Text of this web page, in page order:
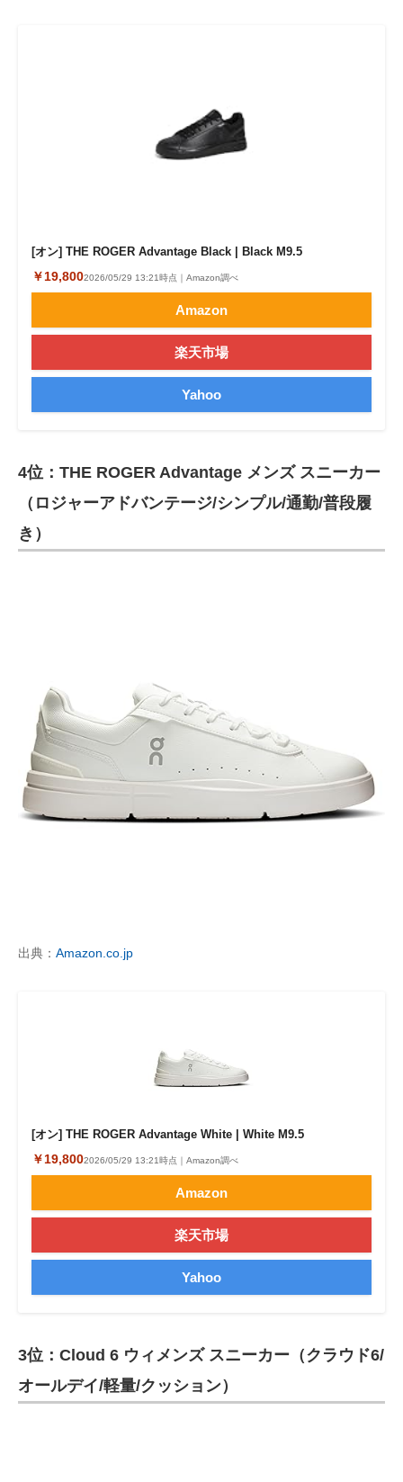
[オン] THE ROGER Advantage Black | Black M9.5
￥19,8002026/05/29 13:21時点｜Amazon調べ
Amazon
楽天市場
Yahoo
4位：THE ROGER Advantage メンズ スニーカー
（ロジャーアドバンテージ/シンプル/通勤/普段履
き）
出典： Amazon.co.jp
[オン] THE ROGER Advantage White | White M9.5
￥19,8002026/05/29 13:21時点｜Amazon調べ
Amazon
楽天市場
Yahoo
3位：Cloud 6 ウィメンズ スニーカー（クラウド6/
オールデイ/軽量/クッション）